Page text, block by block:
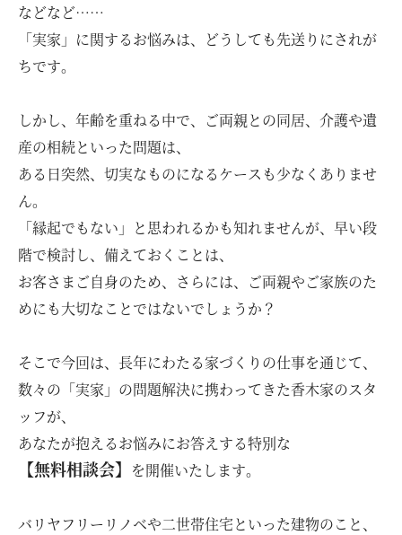
イベント ニュース 採用情報
お問い合わせ・資料請求
モデルハウス来場予約
などなど……
「実家」に関するお悩みは、どうしても先送りにされが
ちです。
しかし、年齢を重ねる中で、ご両親との同居、介護や遺
産の相続といった問題は、
ある日突然、切実なものになるケースも少なくありませ
ん。
「縁起でもない」と思われるかも知れませんが、早い段
階で検討し、備えておくことは、
お客さまご自身のため、さらには、ご両親やご家族のた
めにも大切なことではないでしょうか？
そこで今回は、長年にわたる家づくりの仕事を通じて、
数々の「実家」の問題解決に携わってきた香木家のスタ
ッフが、
あなたが抱えるお悩みにお答えする特別な
【無料相談会】 を開催いたします。
バリヤフリーリノベや二世帯住宅といった建物のこと、